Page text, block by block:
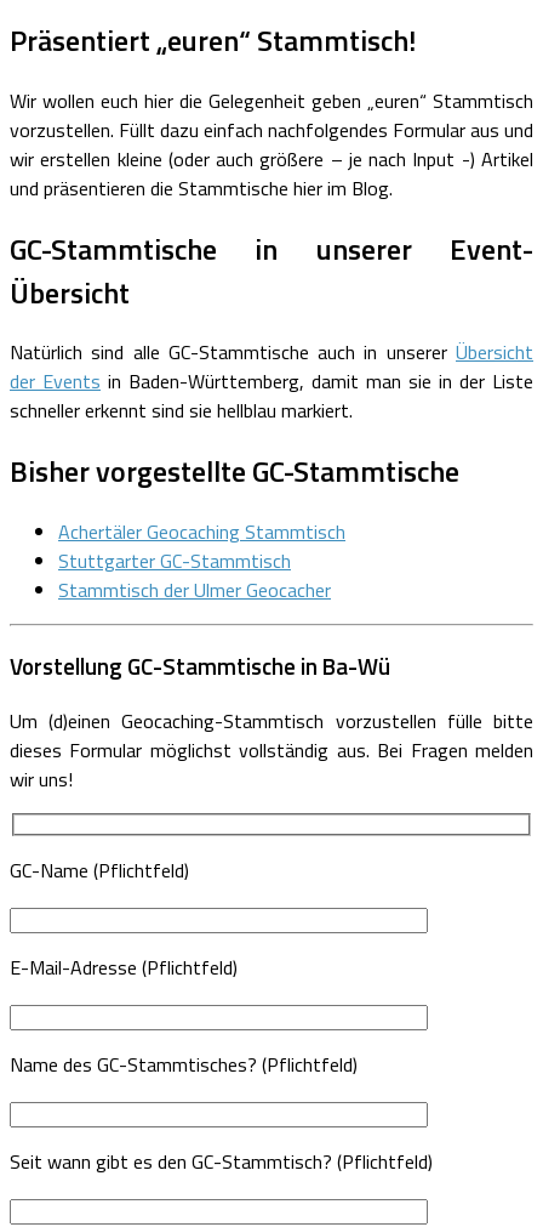
Präsentiert „euren“ Stammtisch!
Wir wollen euch hier die Gelegenheit geben „euren“ Stammtisch
vorzustellen. Füllt dazu einfach nachfolgendes Formular aus und
wir erstellen kleine (oder auch größere – je nach Input -) Artikel
und präsentieren die Stammtische hier im Blog.
GC-Stammtische in unserer Event-
Übersicht
Natürlich sind alle GC-Stammtische auch in unserer Übersicht
der Events in Baden-Württemberg, damit man sie in der Liste
schneller erkennt sind sie hellblau markiert.
Bisher vorgestellte GC-Stammtische
Achertäler Geocaching Stammtisch
Stuttgarter GC-Stammtisch
Stammtisch der Ulmer Geocacher
Vorstellung GC-Stammtische in Ba-Wü
Um (d)einen Geocaching-Stammtisch vorzustellen fülle bitte
dieses Formular möglichst vollständig aus. Bei Fragen melden
wir uns!
GC-Name (Pflichtfeld)
E-Mail-Adresse (Pflichtfeld)
Name des GC-Stammtisches? (Pflichtfeld)
Seit wann gibt es den GC-Stammtisch? (Pflichtfeld)